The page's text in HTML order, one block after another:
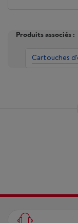
Produits associés :
Cartouches